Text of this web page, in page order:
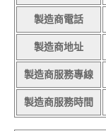
製造商電話
製造商地址
製造商服務專線
製造商服務時間